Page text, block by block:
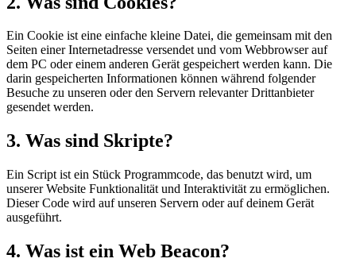
Ein Cookie ist eine einfache kleine Datei, die gemeinsam mit den
Seiten einer Internetadresse versendet und vom Webbrowser auf
dem PC oder einem anderen Gerät gespeichert werden kann. Die
darin gespeicherten Informationen können während folgender
Besuche zu unseren oder den Servern relevanter Drittanbieter
gesendet werden.
3. Was sind Skripte?
Ein Script ist ein Stück Programmcode, das benutzt wird, um
unserer Website Funktionalität und Interaktivität zu ermöglichen.
Dieser Code wird auf unseren Servern oder auf deinem Gerät
ausgeführt.
4. Was ist ein Web Beacon?